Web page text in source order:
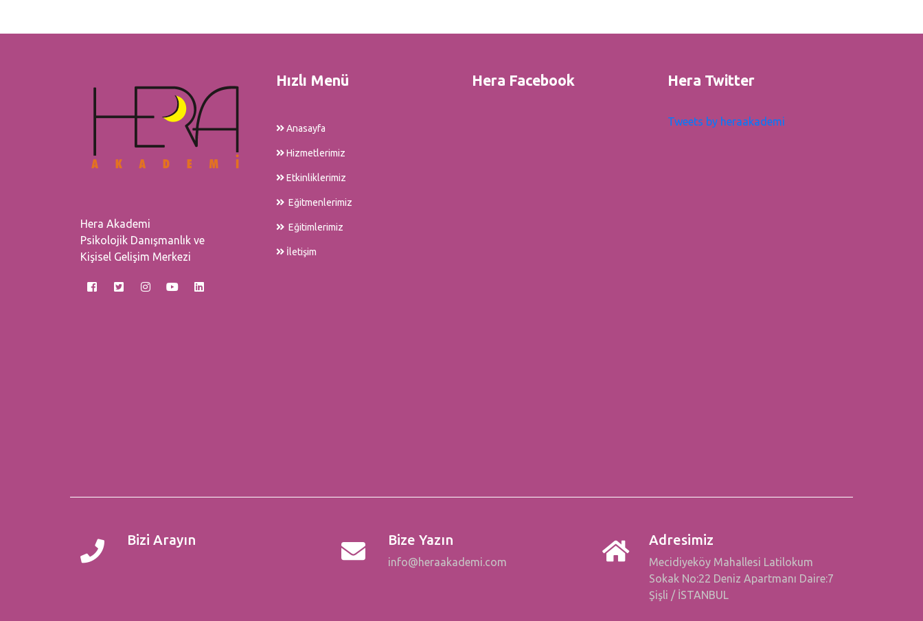
Hera Akademi
Psikolojik Danışmanlık ve
Kişisel Gelişim Merkezi
Hızlı Menü
Anasayfa
Hizmetlerimiz
Etkinliklerimiz
Eğitmenlerimiz
Eğitimlerimiz
İletişim
Hera Facebook Hera Twitter
Tweets by heraakademi
Bizi Arayın Bize Yazın
info@heraakademi.com
Adresimiz
Mecidiyeköy Mahallesi Latilokum
Sokak No:22 Deniz Apartmanı Daire:7
Şişli / İSTANBUL